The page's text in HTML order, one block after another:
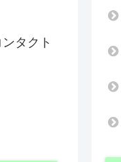
タクト